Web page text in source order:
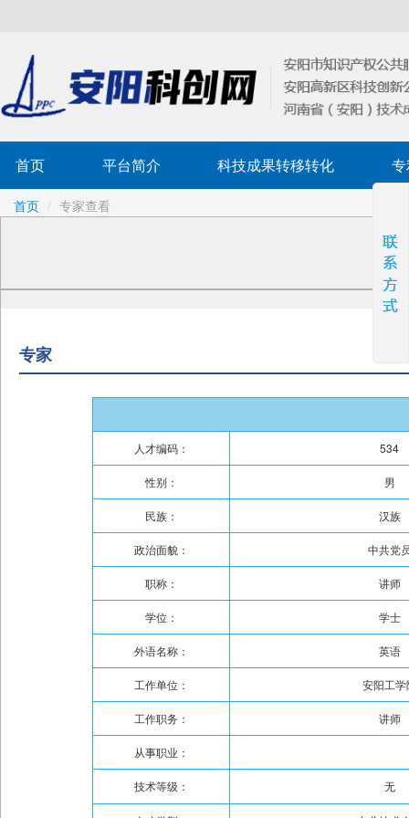
首页 平台简介 科技成果转移转化
首页 / 专家查看
专家
人才编码： 534
性别： 男
民族： 汉族
政治面貌： 中共党
职称： 讲师
学位： 学士
外语名称： 英语
工作单位： 安阳工学
工作职务： 讲师
从事职业：
技术等级： 无